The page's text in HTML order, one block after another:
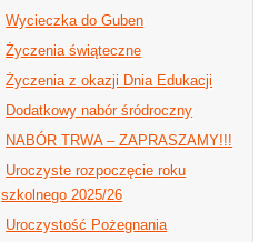
Wycieczka do Guben
Życzenia świąteczne
Życzenia z okazji Dnia Edukacji
Dodatkowy nabór śródroczny
NABÓR TRWA – ZAPRASZAMY!!!
Uroczyste rozpoczęcie roku
szkolnego 2025/26
Uroczystość Pożegnania